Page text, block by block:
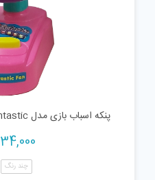
پنکه اسباب بازی مدل Fantastic
34,000
چند رنگ